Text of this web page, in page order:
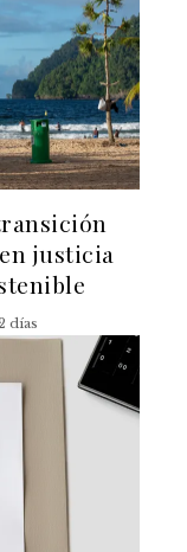
justicia
días